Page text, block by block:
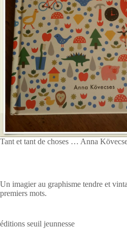
Tant et tant de choses … Anna
Un imagier au graphisme tendre et
premiers mots.
éditions seuil jeunnesse